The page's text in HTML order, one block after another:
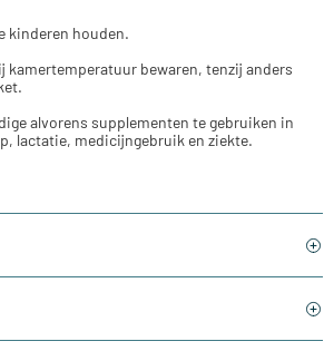
kinderen houden.
kamertemperatuur bewaren, tenzij anders
alvorens supplementen te gebruiken in
lactatie, medicijngebruik en ziekte.